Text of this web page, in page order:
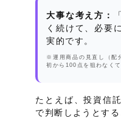
大事な考え方：
く続けて、必要
実的です。
※運用商品の見直し（配
初から100点を狙わなくて
たとえば、投資信
で判断しようとする